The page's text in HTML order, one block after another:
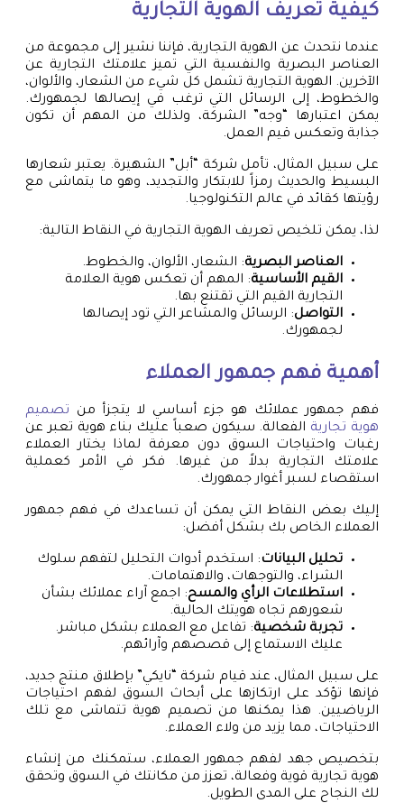
كيفية تعريف الهوية التجارية
عندما نتحدث عن الهوية التجارية، فإننا نشير إلى مجموعة من
العناصر البصرية والنفسية التي تميز علامتك التجارية عن
الآخرين. الهوية التجارية تشمل كل شيء من الشعار، والألوان،
والخطوط، إلى الرسائل التي ترغب في إيصالها لجمهورك.
يمكن اعتبارها “وجه” الشركة، ولذلك من المهم أن تكون
جذابة وتعكس قيم العمل.
على سبيل المثال، تأمل شركة “أبل” الشهيرة. يعتبر شعارها
البسيط والحديث رمزاً للابتكار والتجديد، وهو ما يتماشى مع
رؤيتها كقائد في عالم التكنولوجيا.
لذا، يمكن تلخيص تعريف الهوية التجارية في النقاط التالية:
العناصر البصرية: الشعار، الألوان، والخطوط.
القيم الأساسية: المهم أن تعكس هوية العلامة
التجارية القيم التي تقتنع بها.
التواصل: الرسائل والمشاعر التي تود إيصالها
لجمهورك.
أهمية فهم جمهور العملاء
فهم جمهور عملائك هو جزء أساسي لا يتجزأ من تصميم
هوية تجارية الفعالة. سيكون صعباً عليك بناء هوية تعبر عن
رغبات واحتياجات السوق دون معرفة لماذا يختار العملاء
علامتك التجارية بدلاً من غيرها. فكر في الأمر كعملية
استقصاء لسبر أغوار جمهورك.
إليك بعض النقاط التي يمكن أن تساعدك في فهم جمهور
العملاء الخاص بك بشكل أفضل:
تحليل البيانات: استخدم أدوات التحليل لتفهم سلوك
الشراء، والتوجهات، والاهتمامات.
استطلاعات الرأي والمسح: اجمع آراء عملائك بشأن
شعورهم تجاه هويتك الحالية.
تجربة شخصية: تفاعل مع العملاء بشكل مباشر.
عليك الاستماع إلى قصصهم وآرائهم.
على سبيل المثال، عند قيام شركة “نايكي” بإطلاق منتج جديد،
فإنها تؤكد على ارتكازها على أبحاث السوق لفهم احتياجات
الرياضيين. هذا يمكنها من تصميم هوية تتماشى مع تلك
الاحتياجات، مما يزيد من ولاء العملاء.
بتخصيص جهد لفهم جمهور العملاء، ستمكنك من إنشاء
هوية تجارية قوية وفعالة، تعزز من مكانتك في السوق وتحقق
لك النجاح على المدى الطويل.